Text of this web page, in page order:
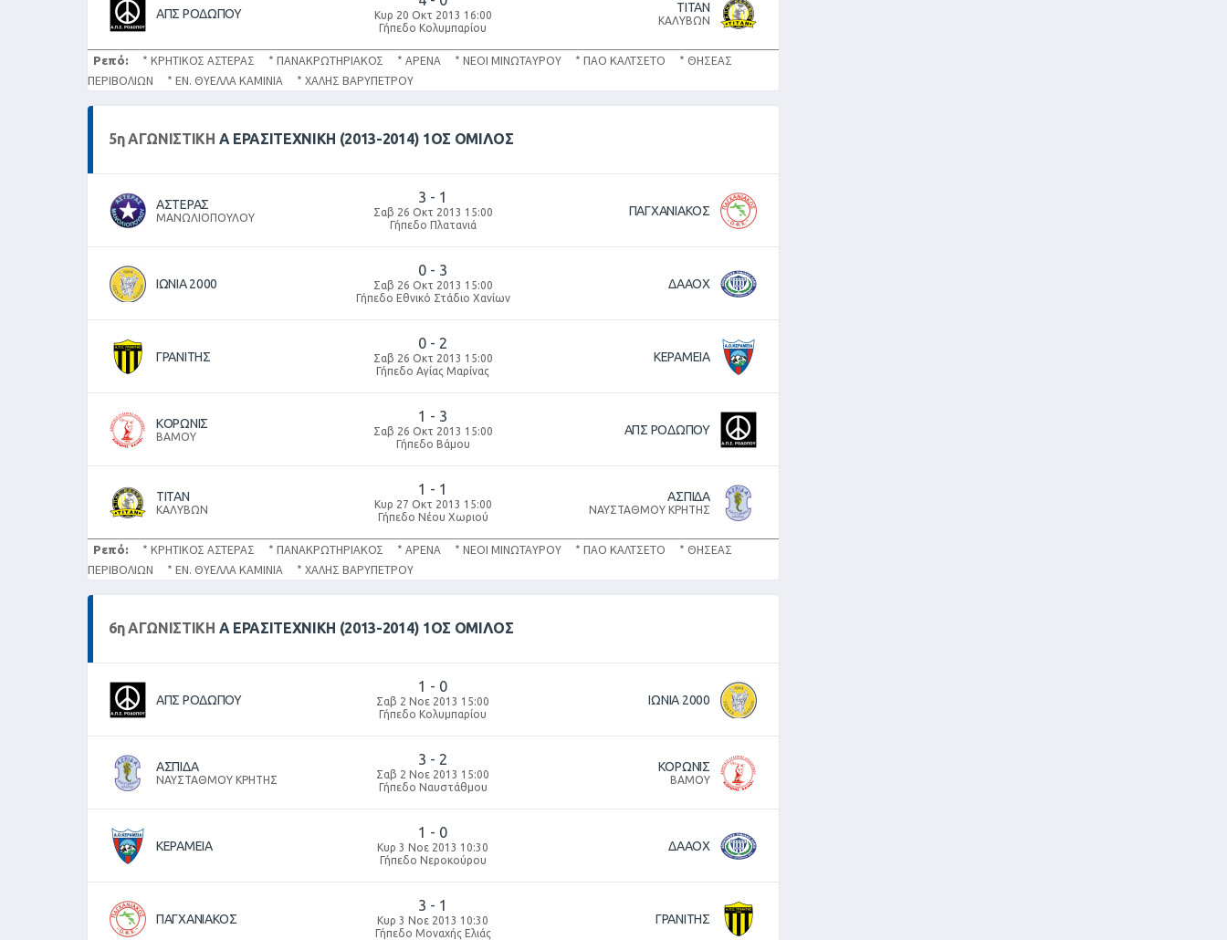
ΑΠΣ ΡΟΔΩΠΟΥ
Κυρ 20 Οκτ 2013 16:00
Γήπεδο Κολυμπαρίου
ΤΙΤΑΝ
ΚΑΛΥΒΩΝ
Ρεπό: * ΚΡΗΤΙΚΟΣ ΑΣΤΕΡΑΣ * ΠΑΝΑΚΡΩΤΗΡΙΑΚΟΣ * ΑΡΕΝΑ * ΝΕΟΙ ΜΙΝΩΤΑΥΡΟΥ * ΠΑΟ ΚΑΛΤΣΕΤΟ * ΘΗΣΕΑΣ
ΠΕΡΙΒΟΛΙΩΝ * ΕΝ. ΘΥΕΛΛΑ ΚΑΜΙΝΙΑ * ΧΑΛΗΣ ΒΑΡΥΠΕΤΡΟΥ
5ηΑΓΩΝΙΣΤΙΚΉ Α ΕΡΑΣΙΤΕΧΝΙΚΗ (2013-2014) 1ΟΣ ΟΜΙΛΟΣ
ΑΣΤΕΡΑΣ
ΜΑΝΩΛΙΟΠΟΥΛΟΥ
3 - 1
Σαβ 26 Οκτ 2013 15:00
Γήπεδο Πλατανιά
ΠΑΓΧΑΝΙΑΚΟΣ
ΙΩΝΙΑ 2000
0 - 3
Σαβ 26 Οκτ 2013 15:00
Γήπεδο Εθνικό Στάδιο Χανίων
ΔΑΑΟΧ
ΓΡΑΝΙΤΗΣ
0 - 2
Σαβ 26 Οκτ 2013 15:00
Γήπεδο Αγίας Μαρίνας
ΚΕΡΑΜΕΙΑ
ΚΟΡΩΝΙΣ
ΒΑΜΟΥ
1 - 3
Σαβ 26 Οκτ 2013 15:00
Γήπεδο Βάμου
ΑΠΣ ΡΟΔΩΠΟΥ
ΤΙΤΑΝ
ΚΑΛΥΒΩΝ
1 - 1
Κυρ 27 Οκτ 2013 15:00
Γήπεδο Νέου Χωριού
ΑΣΠΙΔΑ
ΝΑΥΣΤΑΘΜΟΥ ΚΡΗΤΗΣ
Ρεπό: * ΚΡΗΤΙΚΟΣ ΑΣΤΕΡΑΣ * ΠΑΝΑΚΡΩΤΗΡΙΑΚΟΣ * ΑΡΕΝΑ * ΝΕΟΙ ΜΙΝΩΤΑΥΡΟΥ * ΠΑΟ ΚΑΛΤΣΕΤΟ * ΘΗΣΕΑΣ
ΠΕΡΙΒΟΛΙΩΝ * ΕΝ. ΘΥΕΛΛΑ ΚΑΜΙΝΙΑ * ΧΑΛΗΣ ΒΑΡΥΠΕΤΡΟΥ
6ηΑΓΩΝΙΣΤΙΚΉ Α ΕΡΑΣΙΤΕΧΝΙΚΗ (2013-2014) 1ΟΣ ΟΜΙΛΟΣ
ΑΠΣ ΡΟΔΩΠΟΥ
1 - 0
Σαβ 2 Νοε 2013 15:00
Γήπεδο Κολυμπαρίου
ΙΩΝΙΑ 2000
ΑΣΠΙΔΑ
ΝΑΥΣΤΑΘΜΟΥ ΚΡΗΤΗΣ
3 - 2
Σαβ 2 Νοε 2013 15:00
Γήπεδο Ναυστάθμου
ΚΟΡΩΝΙΣ
ΒΑΜΟΥ
ΚΕΡΑΜΕΙΑ
1 - 0
Κυρ 3 Νοε 2013 10:30
Γήπεδο Νεροκούρου
ΔΑΑΟΧ
ΠΑΓΧΑΝΙΑΚΟΣ
3 - 1
Κυρ 3 Νοε 2013 10:30
Γήπεδο Μοναχής Ελιάς
ΓΡΑΝΙΤΗΣ